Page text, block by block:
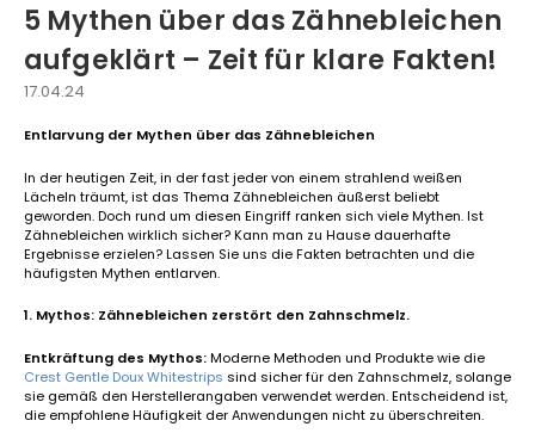
5 Mythen über das Zähnebleichen
aufgeklärt – Zeit für klare Fakten!
17.04.24
Entlarvung der Mythen über das Zähnebleichen
In der heutigen Zeit, in der fast jeder von einem strahlend weißen
Lächeln träumt, ist das Thema Zähnebleichen äußerst beliebt
geworden. Doch rund um diesen Eingriff ranken sich viele Mythen. Ist
Zähnebleichen wirklich sicher? Kann man zu Hause dauerhafte
Ergebnisse erzielen? Lassen Sie uns die Fakten betrachten und die
häufigsten Mythen entlarven.
1. Mythos: Zähnebleichen zerstört den Zahnschmelz.
Entkräftung des Mythos:Moderne Methoden und Produkte wie die
Crest Gentle Doux Whitestrips sind sicher für den Zahnschmelz, solange
sie gemäß den Herstellerangaben verwendet werden. Entscheidend ist,
die empfohlene Häufigkeit der Anwendungen nicht zu überschreiten.